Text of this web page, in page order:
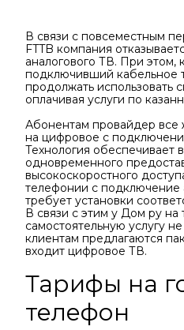
В связи с повсеместным
FTTB компания
аналогового ТВ. При этом,
подключивший кабельное
продолжать использовать
оплачивая услуги по
Абонентам провайдер
на цифровое с
Технология обеспечивает
одновременного
высокоскоростного
телефонии с подключение
требует установки
В связи с этим у Дом ру на
самостоятельную услугу
клиентам предлагаются
входит цифровое ТВ.
Тарифы на
телефон